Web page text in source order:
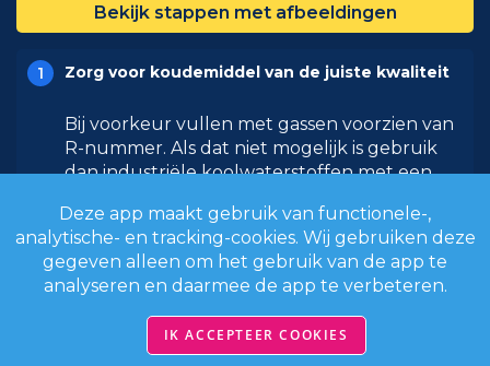
Bekijk stappen met afbeeldingen
Zorg voor koudemiddel van de juiste kwaliteit
Bij voorkeur vullen met gassen voorzien van
R-nummer. Als dat niet mogelijk is gebruik
dan industriële koolwaterstoffen met een
Zorg voor de juiste cilinderaansluiting
van linkse draad
Deze app maakt gebruik van functionele-,
analytische- en tracking-cookies. Wij gebruiken deze
gegeven alleen om het gebruik van de app te
analyseren en daarmee de app te verbeteren.
IK ACCEPTEER COOKIES